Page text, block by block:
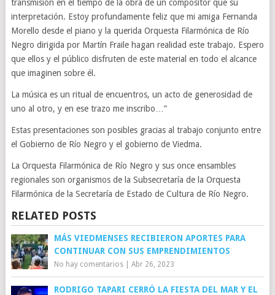
transmisión en el tiempo de la obra de un compositor que su
interpretación. Estoy profundamente feliz que mi amiga Fernanda
Morello desde el piano y la querida Orquesta Filarmónica de Río
Negro dirigida por Martín Fraile hagan realidad este trabajo. Espero
que ellos y el público disfruten de este material en todo el alcance
que imaginen sobre él.
La música es un ritual de encuentros, un acto de generosidad de
uno al otro, y en ese trazo me inscribo…”
Estas presentaciones son posibles gracias al trabajo conjunto entre
el Gobierno de Río Negro y el gobierno de Viedma.
La Orquesta Filarmónica de Río Negro y sus once ensambles
regionales son organismos de la Subsecretaría de la Orquesta
Filarmónica de la Secretaría de Estado de Cultura de Río Negro.
RELATED POSTS
MÁS VIEDMENSES RECIBIERON APORTES PARA
CONTINUAR CON SUS EMPRENDIMIENTOS
No hay comentarios| Abr 26, 2023
RODRIGO TAPARI CERRÓ LA FIESTA DEL MAR Y EL